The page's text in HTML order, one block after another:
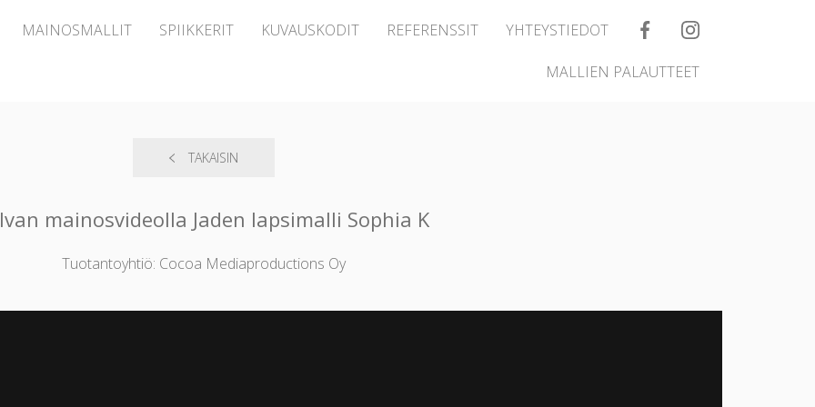
MAINOSMALLIT SPIIKKERIT KUVAUSKODIT REFERENSSIT YHTEYSTIEDOT
MALLIEN PALAUTTEET
TAKAISIN
mainosvideolla Jaden lapsimalli Sophia K
Tuotantoyhtiö: Cocoa Mediaproductions Oy